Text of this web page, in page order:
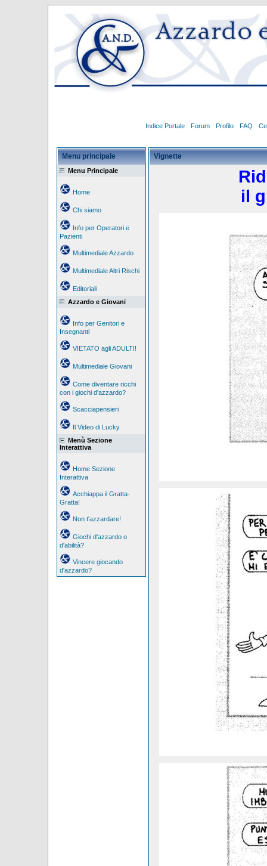
Indice Portale Forum Profilo FAQ
Menu principale
Menu Principale
Home
Chi siamo
Info per Operatori e
Pazienti
Multimediale Azzardo
Multimediale Altri Rischi
Editoriali
Azzardo e Giovani
Info per Genitori e
Insegnanti
VIETATO agli ADULTI!
Multimediale Giovani
Come diventare ricchi
con i giochi d'azzardo?
Scacciapensieri
Il Video di Lucky
Menù Sezione
Interattiva
Home Sezione
Interattiva
Acchiappa il Gratta-
Gratta!
Non t'azzardare!
Giochi d'azzardo o
d'abilità?
Vincere giocando
d'azzardo?
Vignette
il